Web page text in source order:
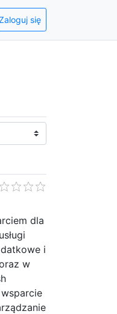
się
dla
i
w